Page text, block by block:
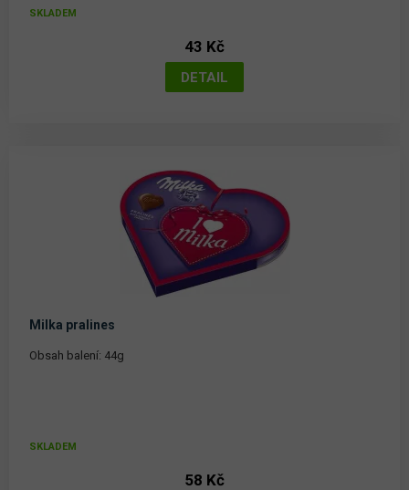
SKLADEM
43 Kč
Milka pralines
Obsah balení: 44g
SKLADEM
58 Kč